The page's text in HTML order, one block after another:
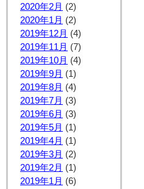
2020年2月 (2)
2020年1月 (2)
2019年12月 (4)
2019年11月 (7)
2019年10月 (4)
2019年9月 (1)
2019年8月 (4)
2019年7月 (3)
2019年6月 (3)
2019年5月 (1)
2019年4月 (1)
2019年3月 (2)
2019年2月 (1)
2019年1月 (6)